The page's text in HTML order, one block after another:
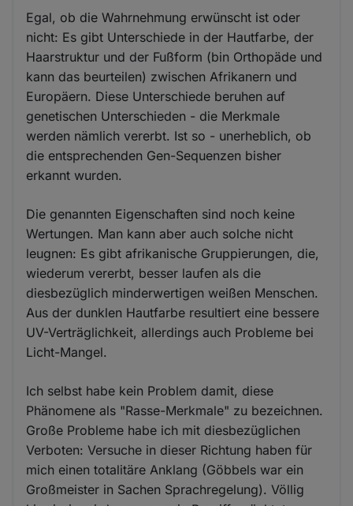
Egal, ob die Wahrnehmung erwünscht ist oder
nicht: Es gibt Unterschiede in der Hautfarbe, der
Haarstruktur und der Fußform (bin Orthopäde und
kann das beurteilen) zwischen Afrikanern und
Europäern. Diese Unterschiede beruhen auf
genetischen Unterschieden - die Merkmale
werden nämlich vererbt. Ist so - unerheblich, ob
die entsprechenden Gen-Sequenzen bisher
erkannt wurden.
Die genannten Eigenschaften sind noch keine
Wertungen. Man kann aber auch solche nicht
leugnen: Es gibt afrikanische Gruppierungen, die,
wiederum vererbt, besser laufen als die
diesbezüglich minderwertigen weißen Menschen.
Aus der dunklen Hautfarbe resultiert eine bessere
UV-Verträglichkeit, allerdings auch Probleme bei
Licht-Mangel.
Ich selbst habe kein Problem damit, diese
Phänomene als "Rasse-Merkmale" zu bezeichnen.
Große Probleme habe ich mit diesbezüglichen
Verboten: Versuche in dieser Richtung haben für
mich einen totalitäre Anklang (Göbbels war ein
Großmeister in Sachen Sprachregelung). Völlig